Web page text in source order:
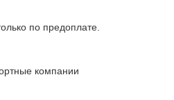
по предоплате.
компании